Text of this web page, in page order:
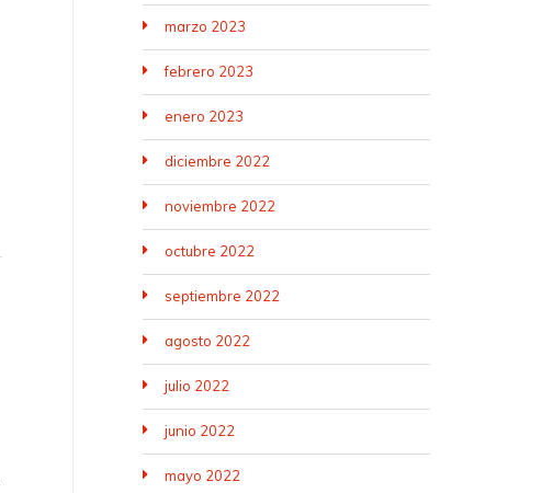
marzo 2023
febrero 2023
enero 2023
diciembre 2022
noviembre 2022
octubre 2022
septiembre 2022
agosto 2022
julio 2022
junio 2022
mayo 2022